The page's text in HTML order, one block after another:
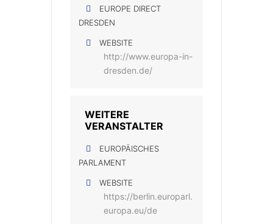
EUROPE DIRECT
DRESDEN
WEBSITE
http://www.europa-in-
dresden.de/
WEITERE
VERANSTALTER
EUROPÄISCHES
PARLAMENT
WEBSITE
https://berlin.europarl.
europa.eu/de